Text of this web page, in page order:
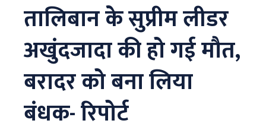
तालिबान के सुप्रीम लीडर
अखुंदजादा की हो गई मौत,
बरादर को बना लिया
बंधक- रिपोर्ट